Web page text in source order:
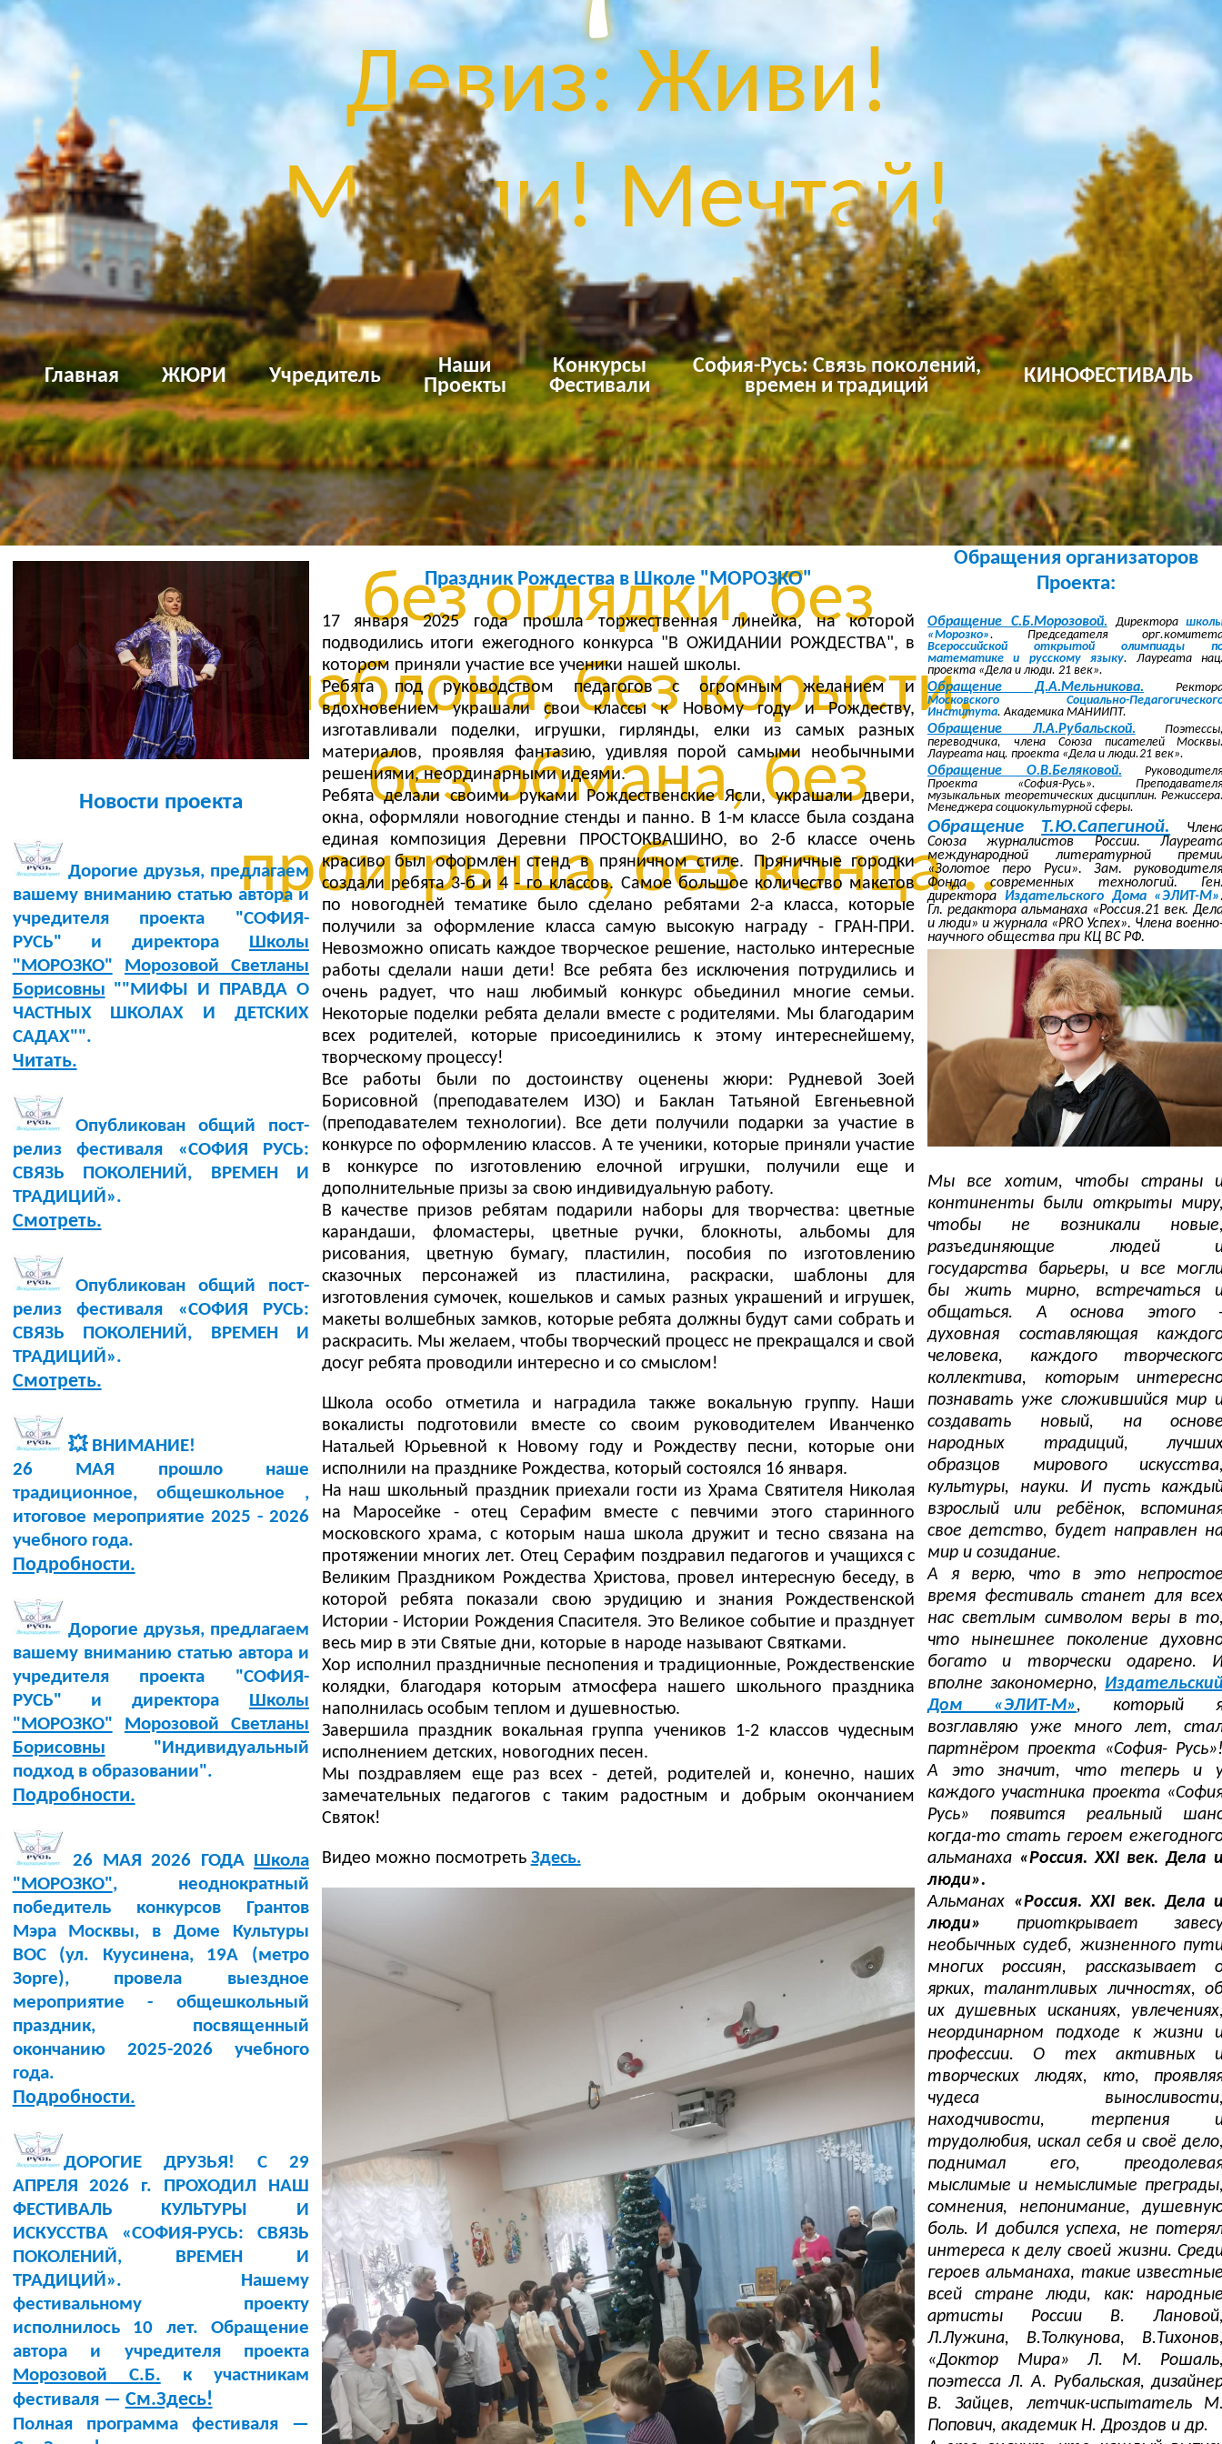
Девиз: Живи!
Мысли! Мечтай!
Твори!
Без сомнений, без
устали, без остановки,
без оглядки, без
шаблона, без корысти,
без обмана, без
проигрыша, без конца...
Главная ЖЮРИ Учредитель
Наши
Проекты
Конкурсы
Фестивали
София-Русь: Связь поколений,
времен и традиций
КИНОФЕСТИВАЛЬ
Новости проекта
Дорогие друзья, предлагаем
вашему вниманию статью автора и
учредителя проекта "СОФИЯ-
РУСЬ" и директора
Школы
"МОРОЗКО"
Морозовой Светланы
Борисовны ""МИФЫ И ПРАВДА О
ЧАСТНЫХ ШКОЛАХ И ДЕТСКИХ
САДАХ"".
Читать.
Опубликован общий пост-
релиз фестиваля «СОФИЯ РУСЬ:
СВЯЗЬ ПОКОЛЕНИЙ, ВРЕМЕН И
ТРАДИЦИЙ».
Смотреть.
Опубликован общий пост-
релиз фестиваля «СОФИЯ РУСЬ:
СВЯЗЬ ПОКОЛЕНИЙ, ВРЕМЕН И
ТРАДИЦИЙ».
Смотреть.
💥 ВНИМАНИЕ!
26 МАЯ прошло наше
традиционное, общешкольное ,
итоговое мероприятие 2025 - 2026
учебного года.
Подробности.
Дорогие друзья, предлагаем
вашему вниманию статью автора и
учредителя проекта "СОФИЯ-
РУСЬ" и директора
Школы
"МОРОЗКО"
Морозовой Светланы
Борисовны "Индивидуальный
подход в образовании".
Подробности.
26 МАЯ 2026 ГОДА
Школа
"МОРОЗКО", неоднократный
победитель конкурсов Грантов
Мэра Москвы, в Доме Культуры
BOC (ул. Куусинена, 19А (метро
Зорге), провела выездное
мероприятие - общешкольный
праздник, посвященный
окончанию 2025-2026 учебного
года.
Подробности.
ДОРОГИЕ ДРУЗЬЯ! С 29
АПРЕЛЯ 2026 г. ПРОХОДИЛ НАШ
ФЕСТИВАЛЬ КУЛЬТУРЫ И
ИСКУССТВА «СОФИЯ-РУСЬ: СВЯЗЬ
ПОКОЛЕНИЙ, ВРЕМЕН И
ТРАДИЦИЙ». Нашему
фестивальному проекту
исполнилось 10 лет. Обращение
автора и учредителя проекта
Морозовой С.Б. к участникам
фестиваля — См.Здесь!
Полная программа фестиваля —
Праздник Рождества в Школе "МОРОЗКО"
17 января 2025 года прошла торжественная линейка, на которой
подводились итоги ежегодного конкурса "В ОЖИДАНИИ РОЖДЕСТВА", в
котором приняли участие все ученики нашей школы.
Ребята под руководством педагогов с огромным желанием и
вдохновением украшали свои классы к Новому году и Рождеству,
изготавливали поделки, игрушки, гирлянды, елки из самых разных
материалов, проявляя фантазию, удивляя порой самыми необычными
решениями, неординарными идеями.
Ребята делали своими руками Рождественские Ясли, украшали двери,
окна, оформляли новогодние стенды и панно. В 1-м классе была создана
единая композиция Деревни ПРОСТОКВАШИНО, во 2-б классе очень
красиво был оформлен стенд в пряничном стиле. Пряничные городки
создали ребята 3-б и 4 - го классов. Самое большое количество макетов
по новогодней тематике было сделано ребятами 2-а класса, которые
получили за оформление класса самую высокую награду - ГРАН-ПРИ.
Невозможно описать каждое творческое решение, настолько интересные
работы сделали наши дети! Все ребята без исключения потрудились и
очень радует, что наш любимый конкурс обьединил многие семьи.
Некоторые поделки ребята делали вместе с родителями. Мы благодарим
всех родителей, которые присоединились к этому интереснейшему,
творческому процессу!
Все работы были по достоинству оценены жюри: Рудневой Зоей
Борисовной (преподавателем ИЗО) и Баклан Татьяной Евгеньевной
(преподавателем технологии). Все дети получили подарки за участие в
конкурсе по оформлению классов. А те ученики, которые приняли участие
в конкурсе по изготовлению елочной игрушки, получили еще и
дополнительные призы за свою индивидуальную работу.
В качестве призов ребятам подарили наборы для творчества: цветные
карандаши, фломастеры, цветные ручки, блокноты, альбомы для
рисования, цветную бумагу, пластилин, пособия по изготовлению
сказочных персонажей из пластилина, раскраски, шаблоны для
изготовления сумочек, кошельков и самых разных украшений и игрушек,
макеты волшебных замков, которые ребята должны будут сами собрать и
раскрасить. Мы желаем, чтобы творческий процесс не прекращался и свой
досуг ребята проводили интересно и со смыслом!
Школа особо отметила и наградила также вокальную группу. Наши
вокалисты подготовили вместе со своим руководителем Иванченко
Натальей Юрьевной к Новому году и Рождеству песни, которые они
исполнили на празднике Рождества, который состоялся 16 января.
На наш школьный праздник приехали гости из Храма Святителя Николая
на Маросейке - отец Серафим вместе с певчими этого старинного
московского храма, с которым наша школа дружит и тесно связана на
протяжении многих лет. Отец Серафим поздравил педагогов и учащихся с
Великим Праздником Рождества Христова, провел интересную беседу, в
которой ребята показали свою эрудицию и знания Рождественской
Истории - Истории Рождения Спасителя. Это Великое событие и празднует
весь мир в эти Святые дни, которые в народе называют Святками.
Хор исполнил праздничные песнопения и традиционные, Рождественские
колядки, благодаря которым атмосфера нашего школьного праздника
наполнилась особым теплом и душевностью.
Завершила праздник вокальная группа учеников 1-2 классов чудесным
исполнением детских, новогодних песен.
Мы поздравляем еще раз всех - детей, родителей и, конечно, наших
замечательных педагогов с таким радостным и добрым окончанием
Святок!
Видео можно посмотреть Здесь.
Обращения организаторов
Проекта:
Обращение С.Б.Морозовой. Директора
«Морозко». Председателя
Всероссийской открытой олимпиады
математике и русскому языку. Лауреата
проекта «Дела и люди. 21 век».
Обращение Д.А.Мельникова.
Московского Социально-
Института. Академика МАНИИПТ.
Обращение Л.А.Рубальской.
переводчика, члена Союза писателей
Лауреата нац. проекта «Дела и люди.21 век».
Обращение О.В.Беляковой.
Проекта «София-Русь».
музыкальных теоретических дисциплин.
Менеджера социокультурной сферы.
Обращение Т.Ю.Сапегиной.
Союза журналистов России.
международной литературной
«Золотое перо Руси». Зам.
Фонда современных технологий.
директора Издательского Дома «ЭЛИТ-М»
Гл. редактора альманаха «Россия.21 век.
и люди» и журнала «PRO Успех». Члена
научного общества при КЦ ВС РФ.
Мы все хотим, чтобы страны
континенты были открыты
чтобы не возникали
разъединяющие людей
государства барьеры, и все
бы жить мирно, встречаться
общаться. А основа этого
духовная составляющая
человека, каждого
коллектива, которым
познавать уже сложившийся мир
создавать новый, на
народных традиций,
образцов мирового
культуры, науки. И пусть
взрослый или ребёнок,
свое детство, будет направлен
мир и созидание.
А я верю, что в это
время фестиваль станет для
нас светлым символом веры в
что нынешнее поколение
богато и творчески одарено.
вполне закономерно,
Дом «ЭЛИТ-М», который
возглавляю уже много лет,
партнёром проекта «София-
А это значит, что теперь и
каждого участника проекта
Русь» появится реальный
когда-то стать героем
альманаха «Россия. XXI век. Дела
люди».
Альманах «Россия. XXI век. Дела
люди» приоткрывает
необычных судеб, жизненного
многих россиян, рассказывает
ярких, талантливых личностях,
их душевных исканиях,
неординарном подходе к жизни
профессии. О тех активных
творческих людях, кто,
чудеса
находчивости, терпения
трудолюбия, искал себя и своё
поднимал его,
мыслимые и немыслимые
сомнения, непонимание,
боль. И добился успеха, не
интереса к делу своей жизни.
героев альманаха, такие
всей стране люди, как:
артисты России В.
Л.Лужина, В.Толкунова,
«Доктор Мира» Л. М.
поэтесса Л. А. Рубальская,
В. Зайцев, летчик-испытатель
Попович, академик Н. Дроздов и др.